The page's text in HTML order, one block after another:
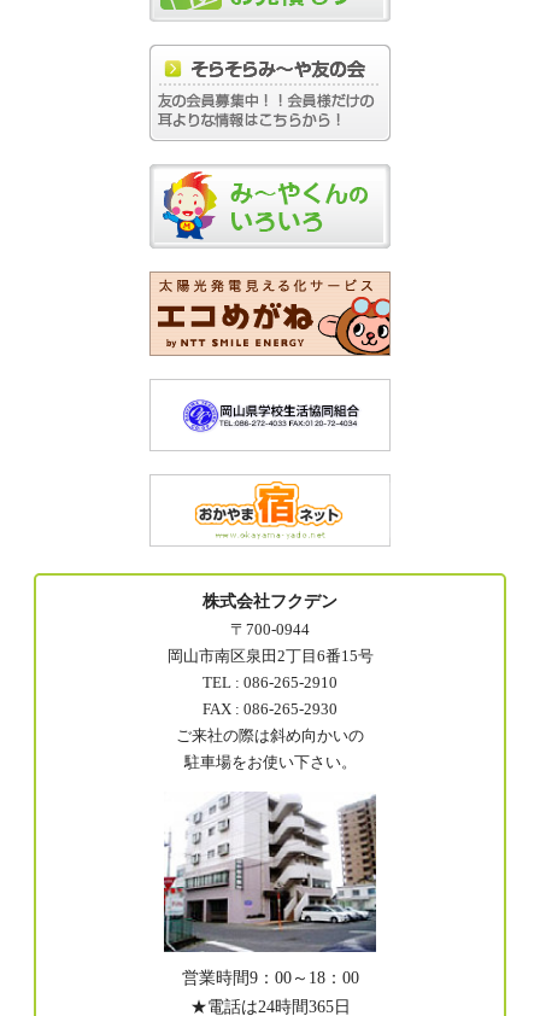
株式会社フクデン
〒700-0944
岡山市南区泉田2丁目6番15号
TEL : 086-265-2910
FAX : 086-265-2930
ご来社の際は斜め向かいの
駐車場をお使い下さい。
営業時間9：00～18：00
★電話は24時間365日